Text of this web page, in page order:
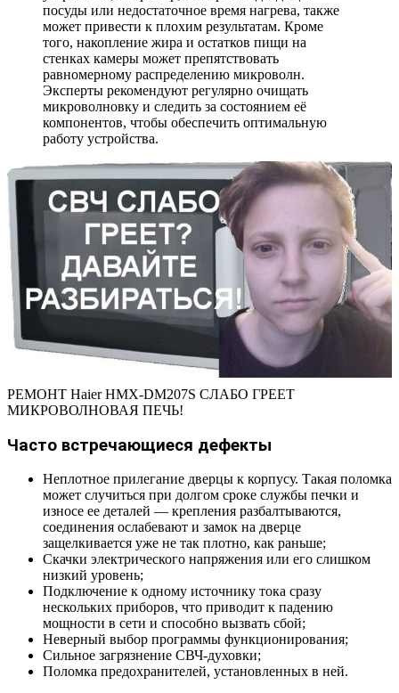
посуды или недостаточное время нагрева, также
может привести к плохим результатам. Кроме
того, накопление жира и остатков пищи на
стенках камеры может препятствовать
равномерному распределению микроволн.
Эксперты рекомендуют регулярно очищать
микроволновку и следить за состоянием её
компонентов, чтобы обеспечить оптимальную
работу устройства.
РЕМОНТ Haier HMX-DM207S СЛАБО ГРЕЕТ
МИКРОВОЛНОВАЯ ПЕЧЬ!
Часто встречающиеся дефекты
Неплотное прилегание дверцы к корпусу. Такая поломка
может случиться при долгом сроке службы печки и
износе ее деталей — крепления разбалтываются,
соединения ослабевают и замок на дверце
защелкивается уже не так плотно, как раньше;
Скачки электрического напряжения или его слишком
низкий уровень;
Подключение к одному источнику тока сразу
нескольких приборов, что приводит к падению
мощности в сети и способно вызвать сбой;
Неверный выбор программы функционирования;
Сильное загрязнение СВЧ-духовки;
Поломка предохранителей, установленных в ней.